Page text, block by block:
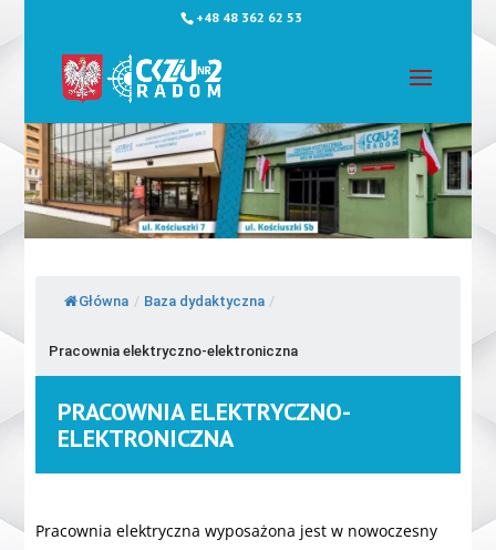
+48 48 362 62 53
Główna / Baza dydaktyczna /
Pracownia elektryczno-elektroniczna
PRACOWNIA ELEKTRYCZNO-
ELEKTRONICZNA
Pracownia elektryczna wyposażona jest w nowoczesny